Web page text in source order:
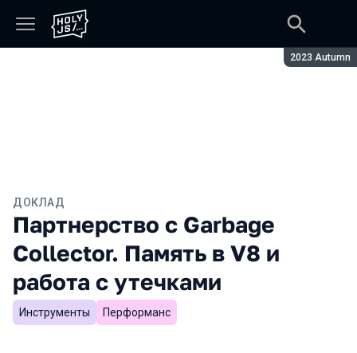
Сезон:
2023 Autumn
ДОКЛАД
Партнерство с Garbage
Collector. Память в V8 и
работа с утечками
Инструменты Перформанс